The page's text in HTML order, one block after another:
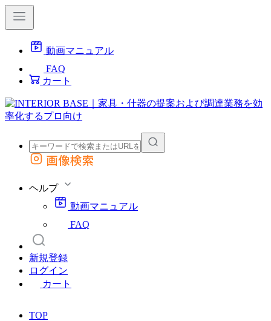
動画マニュアル
FAQ
カート
外部サイトの商品をカートに追加
画像検索
ヘルプ
動画マニュアル
FAQ
新規登録
ログイン
カート
TOP